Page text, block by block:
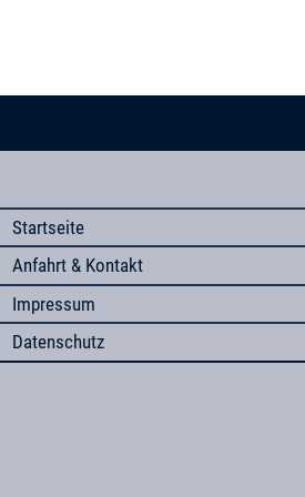
Startseite
Anfahrt & Kontakt
Impressum
Datenschutz